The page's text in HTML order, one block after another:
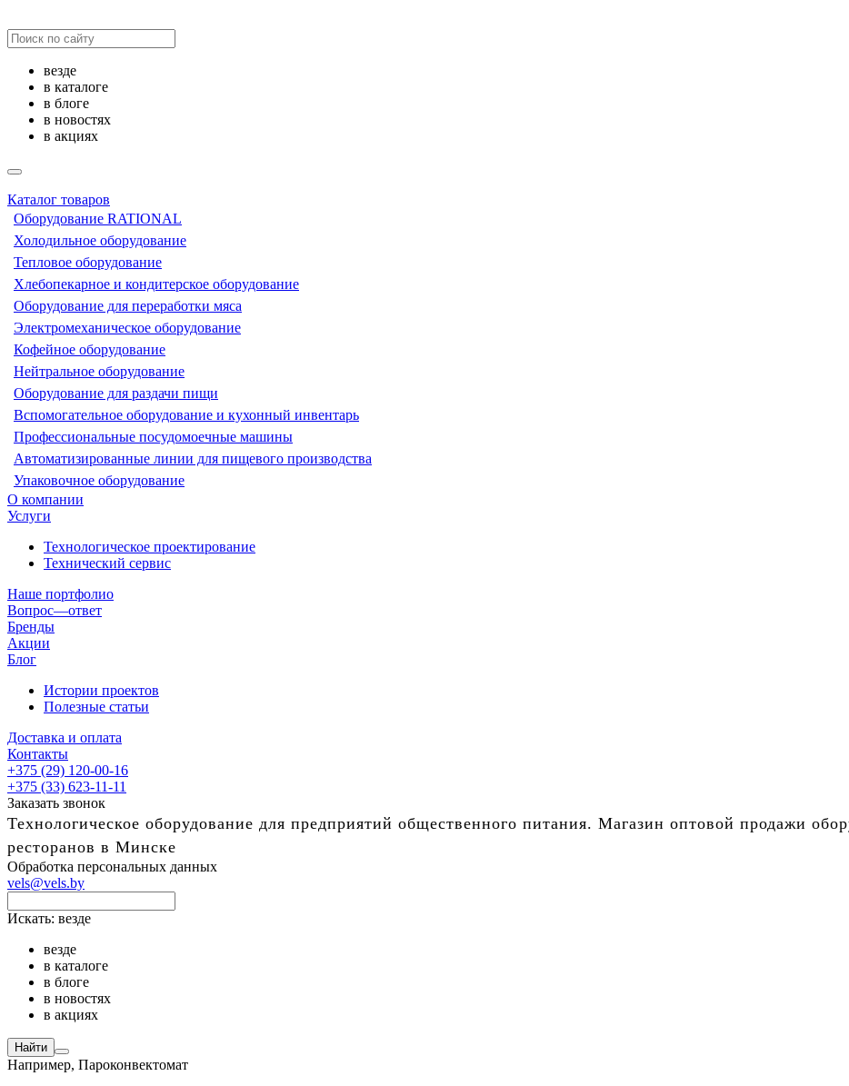
везде
в каталоге
в блоге
в новостях
в акциях
Каталог товаров
Оборудование RATIONAL
Холодильное оборудование
Тепловое оборудование
Хлебопекарное и кондитерское оборудование
Оборудование для переработки мяса
Электромеханическое оборудование
Кофейное оборудование
Нейтральное оборудование
Оборудование для раздачи пищи
Вспомогательное оборудование и кухонный инвентарь
Профессиональные посудомоечные машины
Автоматизированные линии для пищевого производства
Упаковочное оборудование
О компании
Услуги
Технологическое проектирование
Технический сервис
Наше портфолио
Вопрос—ответ
Бренды
Акции
Блог
Истории проектов
Полезные статьи
Доставка и оплата
Контакты
+375 (29) 120-00-16
+375 (33) 623-11-11
Заказать звонок
Технологическое оборудование для предприятий общественного питания. Магазин оптовой продажи
ресторанов в Минске
Обработка персональных данных
vels@vels.by
Искать: везде
везде
в каталоге
в блоге
в новостях
в акциях
Найти
Например, Пароконвектомат